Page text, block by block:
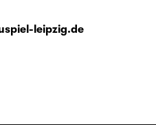
leipzig.de